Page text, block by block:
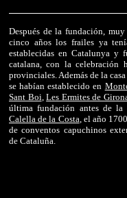
Después de la fundación,
cinco años los frailes ya
establecidas en Catalunya y
catalana, con la celebración
provinciales. Además de la
se habían establecido en
Sant Boi,Les Ermites de
última fundación antes de
Calella de la Costa, el año
de conventos capuchinos
de Cataluña.